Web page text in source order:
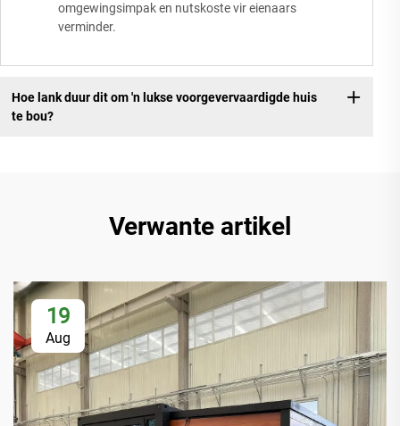
omgewingsimpak en nutskoste vir eienaars
verminder.
Hoe lank duur dit om 'n lukse voorgevervaardigde huis
te bou?
Verwante artikel
19
Aug